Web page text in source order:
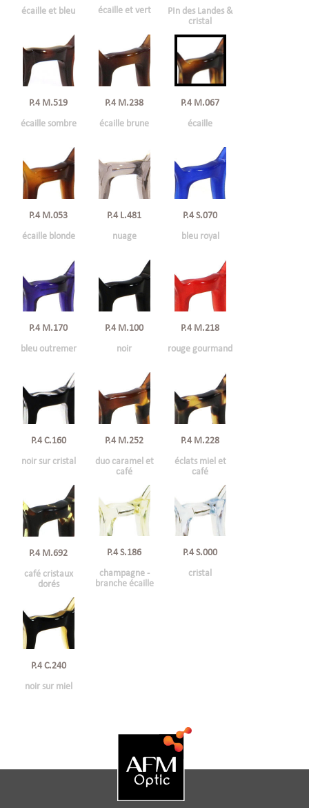
écaille et bleu
écaille et vert
PIn des Landes &
cristal
P.4 M.519
écaille sombre
P.4 M.238
écaille brune
P.4 M.067
écaille
P.4 M.053
écaille blonde
P.4 L.481
nuage
P.4 S.070
bleu royal
P.4 M.170
bleu outremer
P.4 M.100
noir
P.4 M.218
rouge gourmand
P.4 C.160
noir sur cristal
P.4 M.252
duo caramel et
café
P.4 M.228
éclats miel et
café
P.4 M.692
café cristaux
dorés
P.4 S.186
champagne -
branche écaille
P.4 S.000
cristal
P.4 C.240
noir sur miel